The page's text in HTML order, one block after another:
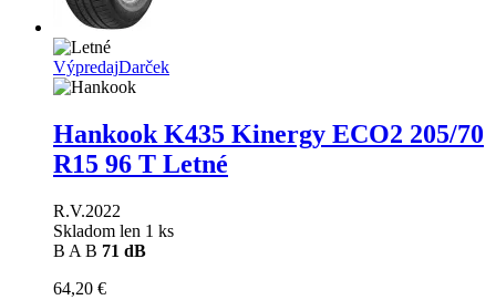
VýpredajDarček
Hankook K435 Kinergy ECO2 205/70
R15 96 T Letné
R.V.2022
Skladom len 1 ks
B A B 71 dB
64,20 €